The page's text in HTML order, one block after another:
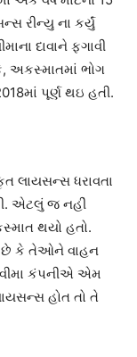
રીન્યુ ના કર્યું
દાવાને ફગાવી
અકસ્માતમાં ભોગ
પૂર્ણ થઇ હતી.
લાયસન્સ ધરાવતા
એટલું જ નહીં
થયો હતો.
છે કે તેઓને વાહન
કંપનીએ એમ
હોત તો તે